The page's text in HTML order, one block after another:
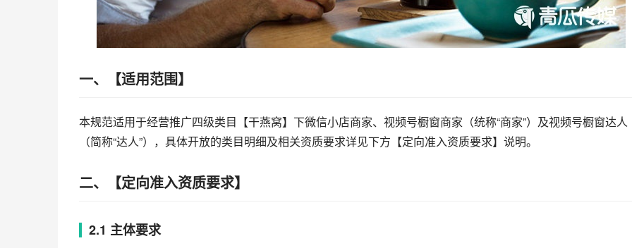
一、【适用范围】
本规范适用于经营推广四级类目【干燕窝】下微信小店商家、 视频号橱窗商家（统称“商家”）及视频号橱窗达人
（简称“达人”），具体开放的类目明细及相关资质要求详见下方【定向准入资质要求】说明。
二、【定向准入资质要求】
2.1 主体要求